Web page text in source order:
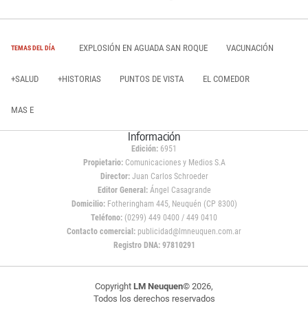
TEMAS DEL DÍA EXPLOSIÓN EN AGUADA SAN ROQUE VACUNACIÓN
+SALUD +HISTORIAS PUNTOS DE VISTA EL COMEDOR
MAS E
Información
Edición: 6951
Propietario:Comunicaciones y Medios S.A
Director: Juan Carlos Schroeder
Editor General:Ángel Casagrande
Domicilio:Fotheringham 445, Neuquén (CP 8300)
Teléfono: (0299) 449 0400 / 449 0410
Contacto comercial: publicidad@lmneuquen.com.ar
Registro DNA: 97810291
Copyright LM Neuquen© 2026,
Todos los derechos reservados